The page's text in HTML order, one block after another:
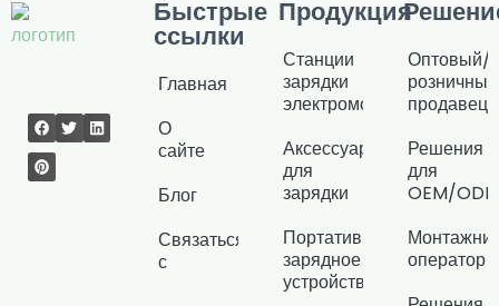
Быстрые
ссылки
Главная
О
сайте
Блог
Связаться
с
Продукция
Станции
зарядки
электромобилей
Аксессуары
для
зарядки
Портативное
зарядное
устройство
Оптовый/
розничный
продавец
Решения
для
OEM/ODM
оператор